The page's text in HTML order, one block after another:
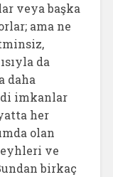
veya başka
ama ne
da
daha
imkanlar
her
olan
ve
birkaç